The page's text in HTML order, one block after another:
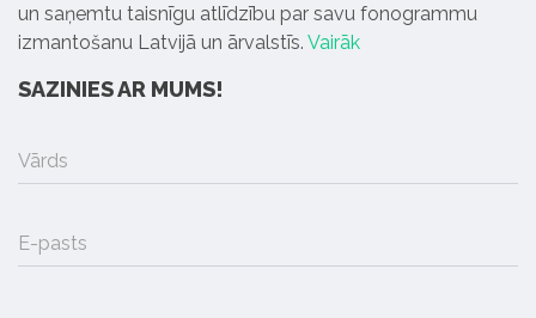
un saņemtu taisnīgu atlīdzību par savu fonogrammu
izmantošanu Latvijā un ārvalstīs. Vairāk
SAZINIES AR MUMS!
Vārds
E-pasts